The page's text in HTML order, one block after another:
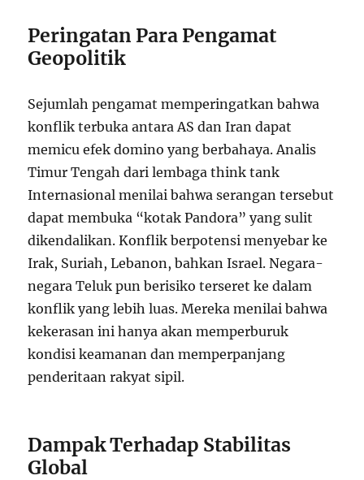
Peringatan Para Pengamat
Geopolitik
Sejumlah pengamat memperingatkan bahwa
konflik terbuka antara AS dan Iran dapat
memicu efek domino yang berbahaya. Analis
Timur Tengah dari lembaga think tank
Internasional menilai bahwa serangan tersebut
dapat membuka “kotak Pandora” yang sulit
dikendalikan. Konflik berpotensi menyebar ke
Irak, Suriah, Lebanon, bahkan Israel. Negara-
negara Teluk pun berisiko terseret ke dalam
konflik yang lebih luas. Mereka menilai bahwa
kekerasan ini hanya akan memperburuk
kondisi keamanan dan memperpanjang
penderitaan rakyat sipil.
Dampak Terhadap Stabilitas
Global